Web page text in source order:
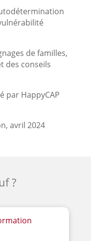
de familles,
des conseils
par HappyCAP
avril 2024
?